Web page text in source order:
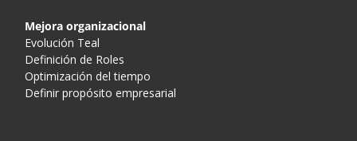
Mejora organizacional
Evolución Teal
Definición de Roles
Optimización del tiempo
Definir propósito empresarial